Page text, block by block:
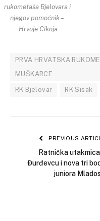
rukometaša Bjelovara i
njegov pomoćnik –
Hrvoje Cikoja
PRVA HRVATSKA
MUŠKARCE
RK Bjelovar RK Sisak
PREVIOUS
Ratnička
Đurđevcu i nova tri
juniora